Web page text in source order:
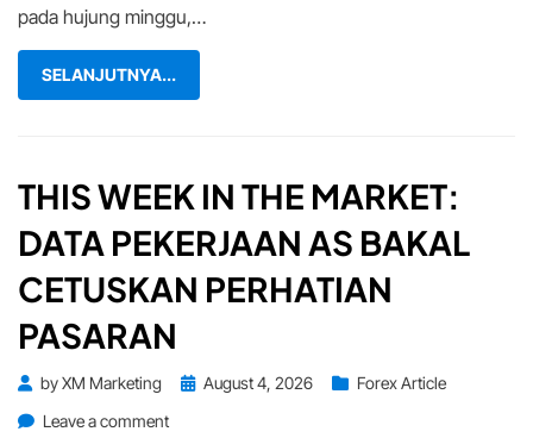
pada hujung minggu,…
SELANJUTNYA...
THIS WEEK IN THE MARKET:
DATA PEKERJAAN AS BAKAL
CETUSKAN PERHATIAN
PASARAN
byXM Marketing
PostedAugust 4, 2026
Forex Article
Leave a commenton